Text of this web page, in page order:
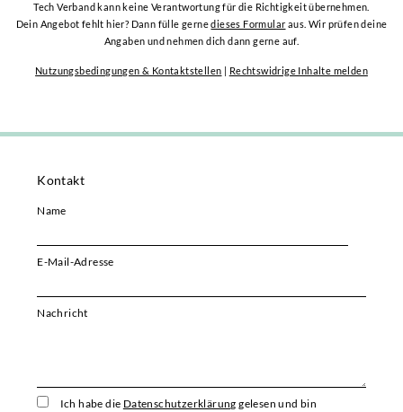
Tech Verband kann keine Verantwortung für die Richtigkeit übernehmen.
Dein Angebot fehlt hier? Dann fülle gernedieses Formular aus. Wir prüfen deine
Angaben und nehmen dich dann gerne auf.
Nutzungsbedingungen & Kontaktstellen | Rechtswidrige Inhalte melden
Kontakt
Name
E-Mail-Adresse
Nachricht
Ich habe die Datenschutzerklärung gelesen und bin